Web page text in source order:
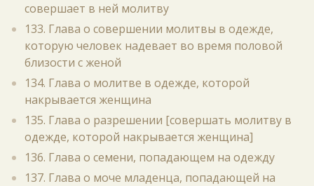
совершает в ней молитву
133. Глава о совершении молитвы в одежде,
которую человек надевает во время половой
близости с женой
134. Глава о молитве в одежде, которой
накрывается женщина
135. Глава о разрешении [совершать молитву в
одежде, которой накрывается женщина]
136. Глава о семени, попадающем на одежду
137. Глава о моче младенца, попадающей на